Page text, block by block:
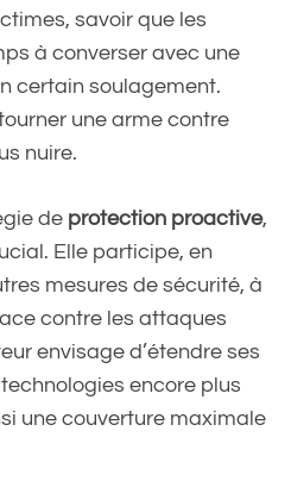
savoir que les
à converser avec une
certain soulagement.
une arme contre
nuire.
de protection proactive,
Elle participe, en
mesures de sécurité, à
contre les attaques
envisage d’étendre ses
encore plus
une couverture maximale